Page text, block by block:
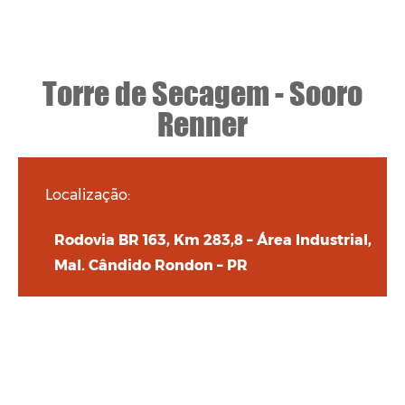
Torre de Secagem - Sooro
Renner
Localização:
Rodovia BR 163, Km 283,8 – Área Industrial,
Mal. Cândido Rondon – PR